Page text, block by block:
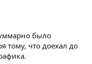
было
тому, что доехал до